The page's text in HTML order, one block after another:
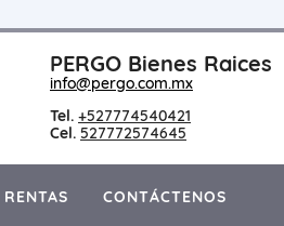
PERGO Bienes Raices
info@pergo.com.mx
Tel. +527774540421
Cel. 527772574645
RENTAS CONTÁCTENOS